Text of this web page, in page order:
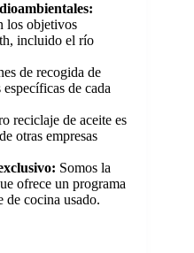
los objetivos
incluido el río
de recogida de
específicas de cada
reciclaje de aceite es
otras empresas
Somos la
ofrece un programa
de cocina usado.